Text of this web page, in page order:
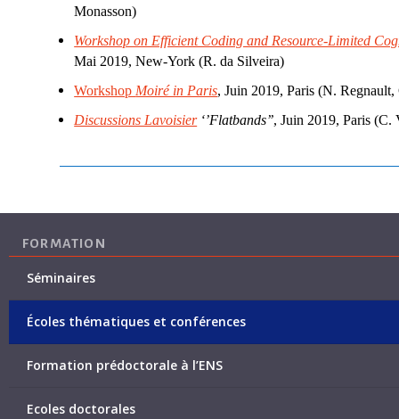
Monasson)
Workshop on Efficient Coding and Resource-Limited
Mai 2019, New-York (R. da Silveira)
Workshop Moiré in Paris, Juin 2019, Paris (N.
Discussions Lavoisier‘’Flatbands’’, Juin 2019, Paris (C.
FORMATION
Séminaires
Écoles thématiques et conférences
Formation prédoctorale à l’ENS
Ecoles doctorales